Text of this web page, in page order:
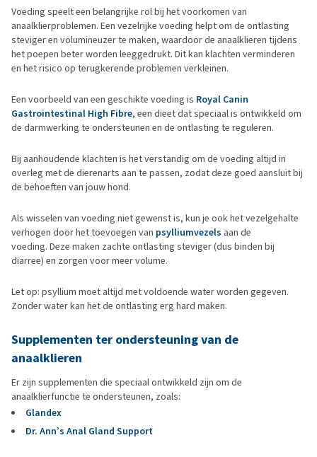
Voeding speelt een belangrijke rol bij het voorkomen van
anaalklierproblemen. Een vezelrijke voeding helpt om de ontlasting
steviger en volumineuzer te maken, waardoor de anaalklieren tijdens
het poepen beter worden leeggedrukt. Dit kan klachten verminderen
en het risico op terugkerende problemen verkleinen.
Een voorbeeld van een geschikte voeding is Royal Canin
Gastrointestinal High Fibre, een dieet dat speciaal is ontwikkeld om
de darmwerking te ondersteunen en de ontlasting te reguleren.
Bij aanhoudende klachten is het verstandig om de voeding altijd in
overleg met de dierenarts aan te passen, zodat deze goed aansluit bij
de behoeften van jouw hond.
Als wisselen van voeding niet gewenst is, kun je ook het vezelgehalte
verhogen door het toevoegen van psylliumvezels aan de
voeding. Deze maken zachte ontlasting steviger (dus binden bij
diarree) en zorgen voor meer volume.
Let op: psyllium moet altijd met voldoende water worden gegeven.
Zonder water kan het de ontlasting erg hard maken.
Supplementen ter ondersteuning van de
anaalklieren
Er zijn supplementen die speciaal ontwikkeld zijn om de
anaalklierfunctie te ondersteunen, zoals:
Glandex
Dr. Ann’s Anal Gland Support